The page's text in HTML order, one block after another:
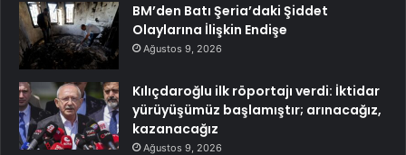
BM’den Batı Şeria’daki Şiddet
Olaylarına İlişkin Endişe
Ağustos 9, 2026
Kılıçdaroğlu ilk röportajı verdi: İktidar
yürüyüşümüz başlamıştır; arınacağız,
kazanacağız
Ağustos 9, 2026